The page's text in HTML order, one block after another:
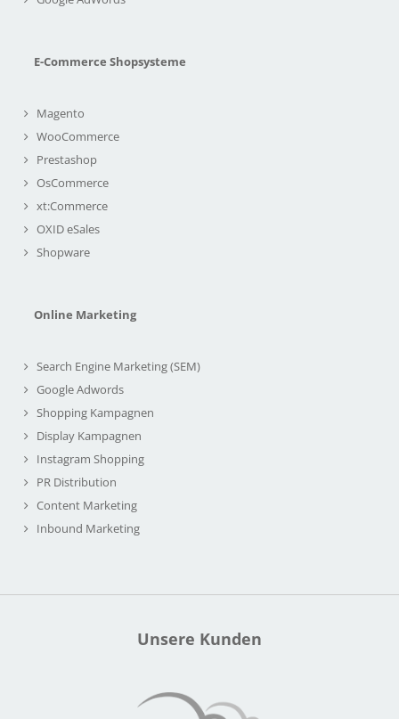
E-Commerce Shopsysteme
Magento
WooCommerce
Prestashop
OsCommerce
xt:Commerce
OXID eSales
Shopware
Online Marketing
Search Engine Marketing (SEM)
Google Adwords
Shopping Kampagnen
Display Kampagnen
Instagram Shopping
PR Distribution
Content Marketing
Inbound Marketing
Unsere Kunden